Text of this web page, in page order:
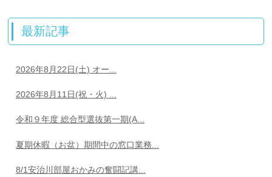
最新記事
2026年8月22日(土) オー...
2026年8月11日(祝・火) ...
令和９年度 総合型選抜第一期(A...
夏期休暇（お盆）期間中の窓口業務...
8/1安治川部屋おかみの奮闘記講...